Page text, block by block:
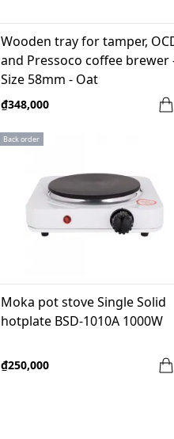
Wooden tray for tamper,
and Pressoco coffee brewer
Size 58mm - Oat
₫348,000
Back order
Moka pot stove Single Solid
hotplate BSD-1010A 1000W
₫250,000